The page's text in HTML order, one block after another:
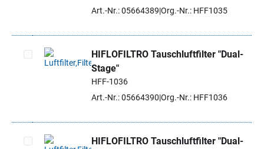
Art.-Nr.: 05664389 Org.-Nr.: HFF1035
Artikel auswählen
HIFLOFILTRO Tauschluftfilter "Dual-
Stage"
HFF-1036
Art.-Nr.: 05664390 Org.-Nr.: HFF1036
HIFLOFILTRO Tauschluftfilter "Dual-